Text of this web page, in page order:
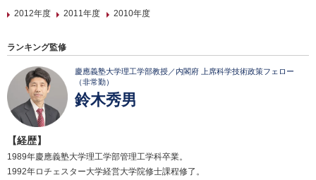
2012年度
2011年度 2010年度
ランキング監修
慶應義塾大学理工学部教授／内閣府 上席科学技術政策フェロー
（非常勤）
鈴木秀男
【経歴】
1989年慶應義塾大学理工学部管理工学科卒業。
1992年ロチェスター大学経営大学院修士課程修了。